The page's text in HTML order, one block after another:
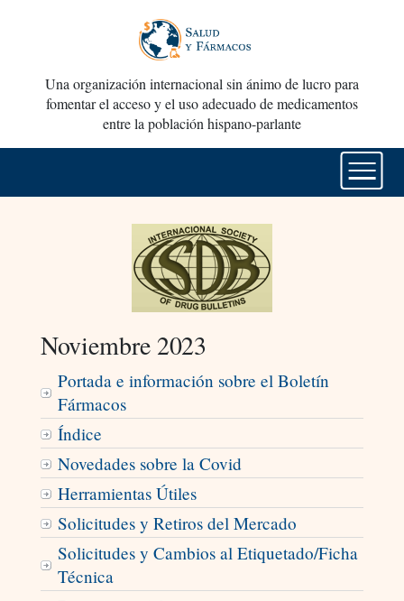
Una organización internacional sin ánimo de lucro para
fomentar el acceso y el uso adecuado de medicamentos
entre la población hispano-parlante
Noviembre 2023
Portada e información sobre el Boletín
Fármacos
Índice
Novedades sobre la Covid
Herramientas Útiles
Solicitudes y Retiros del Mercado
Solicitudes y Cambios al Etiquetado/Ficha
Técnica